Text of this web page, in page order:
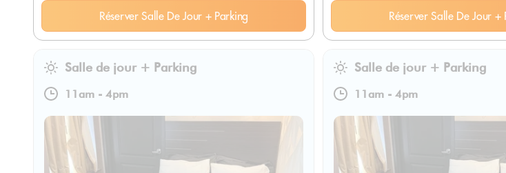
Réserver Salle De Jour + Parking Réserver Salle De Jour +
Salle de jour + Parking
11am - 4pm
Salle de jour + Parking
11am - 4pm